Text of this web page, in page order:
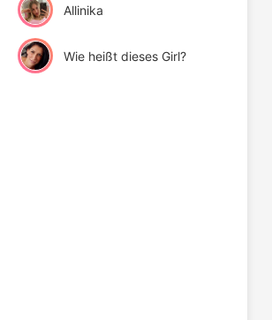
Allinika
Wie heißt dieses Girl?